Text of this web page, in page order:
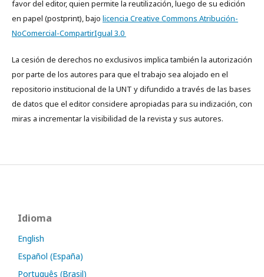
favor del editor, quien permite la reutilización, luego de su edición
en papel (postprint), bajo licencia Creative Commons Atribución-
NoComercial-CompartirIgual 3.0
La cesión de derechos no exclusivos implica también la autorización
por parte de los autores para que el trabajo sea alojado en el
repositorio institucional de la UNT y difundido a través de las bases
de datos que el editor considere apropiadas para su indización, con
miras a incrementar la visibilidad de la revista y sus autores.
Idioma
English
Español (España)
Português (Brasil)